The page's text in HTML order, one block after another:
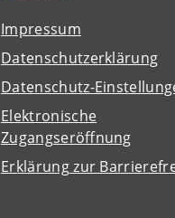
Impressum
Datenschutzerklärung
Datenschutz-
Elektronische
Zugangseröffnung
Erklärung zur